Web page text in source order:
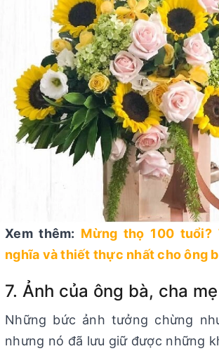
Xem thêm: Mừng thọ 100 tuổi?
nghĩa và thiết thực nhất cho ông
7. Ảnh của ông bà, cha mẹ
Những bức ảnh tưởng chừng
nhưng nó đã lưu giữ được những